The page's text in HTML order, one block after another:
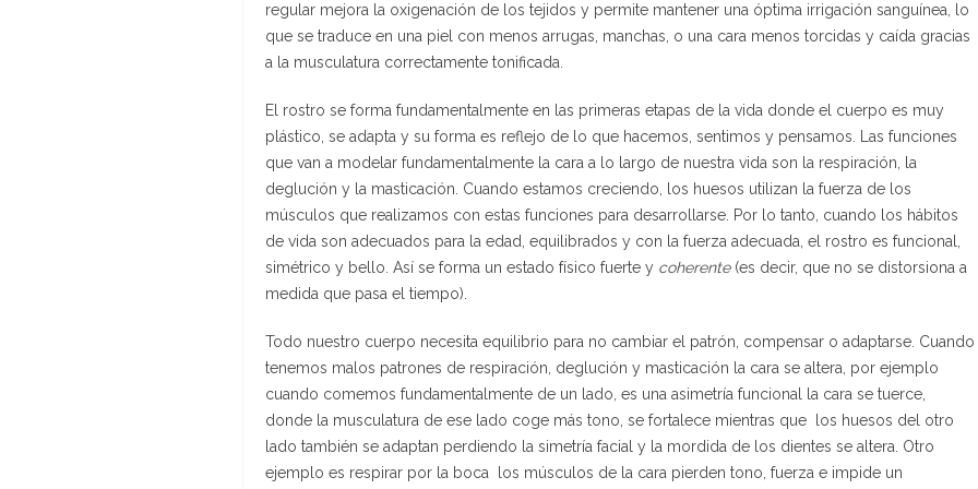
regular mejora la oxigenación de los tejidos y permite mantener una óptima irrigación sanguínea, lo
que se traduce en una piel con menos arrugas, manchas, o una cara menos torcidas y caída gracias
a la musculatura correctamente tonificada.
El rostro se forma fundamentalmente en las primeras etapas de la vida donde el cuerpo es muy
plástico, se adapta y su forma es reflejo de lo que hacemos, sentimos y pensamos. Las funciones
que van a modelar fundamentalmente la cara a lo largo de nuestra vida son la respiración, la
deglución y la masticación. Cuando estamos creciendo, los huesos utilizan la fuerza de los
músculos que realizamos con estas funciones para desarrollarse. Por lo tanto, cuando los hábitos
de vida son adecuados para la edad, equilibrados y con la fuerza adecuada, el rostro es funcional,
simétrico y bello. Así se forma un estado físico fuerte y coherente(es decir, que no se distorsiona a
medida que pasa el tiempo).
Todo nuestro cuerpo necesita equilibrio para no cambiar el patrón, compensar o adaptarse. Cuando
tenemos malos patrones de respiración, deglución y masticación la cara se altera, por ejemplo
cuando comemos fundamentalmente de un lado, es una asimetría funcional la cara se tuerce,
donde la musculatura de ese lado coge más tono, se fortalece mientras que los huesos del otro
lado también se adaptan perdiendo la simetría facial y la mordida de los dientes se altera. Otro
ejemplo es respirar por la boca los músculos de la cara pierden tono, fuerza e impide un